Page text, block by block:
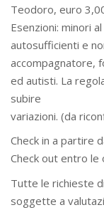
Teodoro, euro
Esenzioni: minori
autosufficienti e
accompagnatore,
ed autisti. La
subire
variazioni. (da
Check in a partire
Check out entro le
Tutte le richieste
soggette a